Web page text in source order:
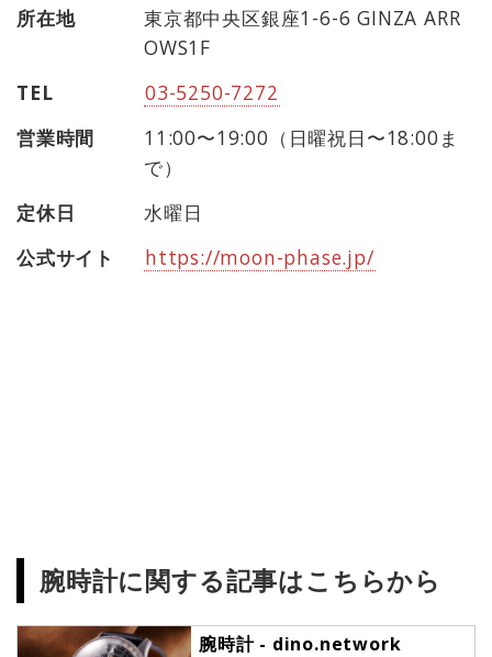
所在地
東京都中央区銀座1-6-6 GINZA ARR
OWS1F
TEL
03-5250-7272
営業時間
11:00〜19:00（日曜祝日〜18:00ま
で）
定休日
水曜日
公式サイト
https://moon-phase.jp/
腕時計に関する記事はこちらから
腕時計 - dino.network